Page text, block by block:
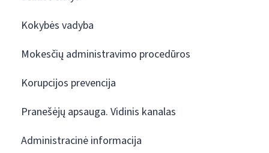
Kokybės vadyba
Mokesčių administravimo procedūros
Korupcijos prevencija
Pranešėjų apsauga. Vidinis kanalas
Administracinė informacija